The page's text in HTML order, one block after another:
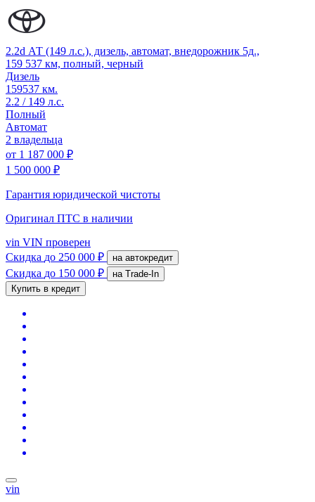
2.2d АТ (149 л.с.), дизель, автомат, внедорожник 5д.,
159 537 км, полный, черный
Дизель
159537 км.
2.2 / 149 л.с.
Полный
Автомат
2 владельца
от 1 187 000 ₽
1 500 000 ₽
Гарантия юридической чистоты
Оригинал ПТС в наличии
vin VIN проверен
Скидка до 250 000 ₽ на автокредит
Скидка до 150 000 ₽
на Trade-In
Купить в кредит
vin